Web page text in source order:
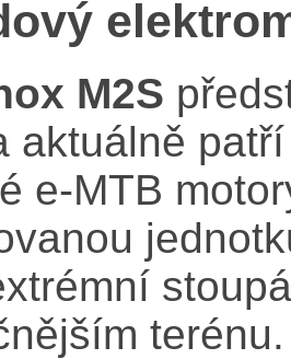
M2S
aktuálně
e-MTB
terénu.